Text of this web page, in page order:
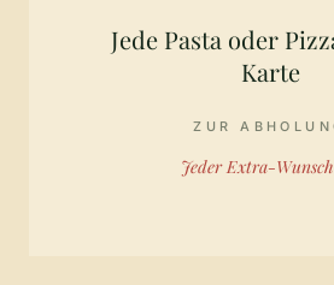
Jede Pasta oder
Karte
ZUR
Jeder Extra-